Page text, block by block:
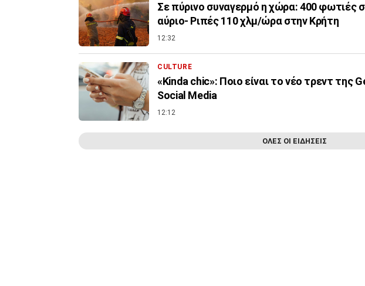
Σε πύρινο συναγερμό η χώρα: 400 φωτιές
αύριο- Ριπές 110 χλμ/ώρα στην Κρήτη
12:32
CULTURE
«Kinda chic»: Ποιο είναι το νέο τρεντ της
Social Media
12:12
ΟΛΕΣ ΟΙ ΕΙΔΗΣΕΙΣ